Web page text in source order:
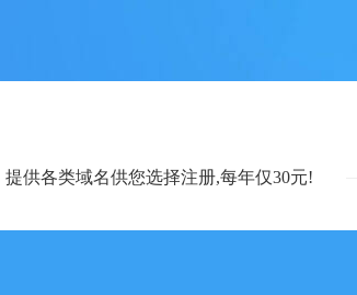
提供各类域名供您选择注册,每年仅30元!